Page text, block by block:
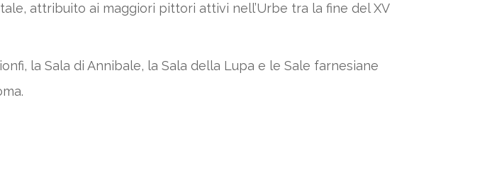
attribuito ai maggiori pittori attivi nell’Urbe tra la fine del XV
la Sala di Annibale, la Sala della Lupa e le Sale farnesiane